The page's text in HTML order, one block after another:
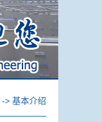
-> 基本介绍